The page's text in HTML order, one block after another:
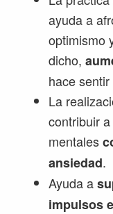
ayuda a
optimismo
dicho,
hace sentir
La
contribuir
mentales
ansiedad.
Ayuda a
impulsos